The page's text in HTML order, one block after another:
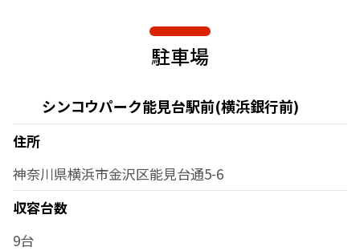
駐車場
シンコウパーク能見台駅前(横浜銀行前)
住所
神奈川県横浜市金沢区能見台通5-6
収容台数
9台